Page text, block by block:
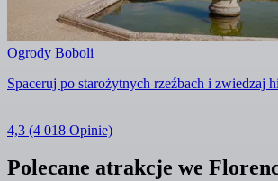
Ogrody Boboli
Spaceruj po starożytnych rzeźbach i zwiedzaj
4,3 (4 018 Opinie)
Polecane atrakcje we